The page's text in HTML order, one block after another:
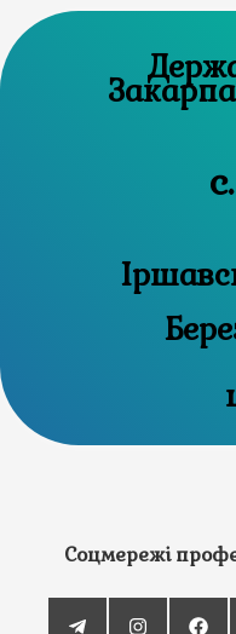
Соцмережі